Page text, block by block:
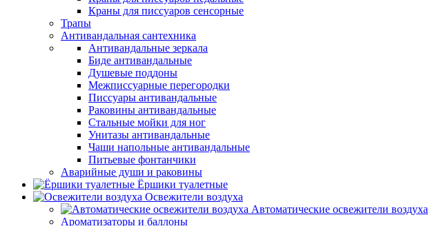
Краны для писсуаров сенсорные
Трапы
Антивандальная сантехника
Антивандальные зеркала
Биде антивандальные
Душевые поддоны
Межписсуарные перегородки
Писсуары антивандальные
Раковины антивандальные
Стальные мойки для ног
Унитазы антивандальные
Чаши напольные антивандальные
Питьевые фонтанчики
Аварийные души и раковины
Ёршики туалетные
Освежители воздуха
Автоматические освежители воздуха
Ароматизаторы и баллоны